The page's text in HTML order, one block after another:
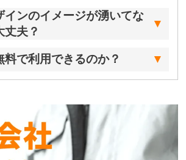
インのイメージが湧いてな
丈夫？
料で利用できるのか？